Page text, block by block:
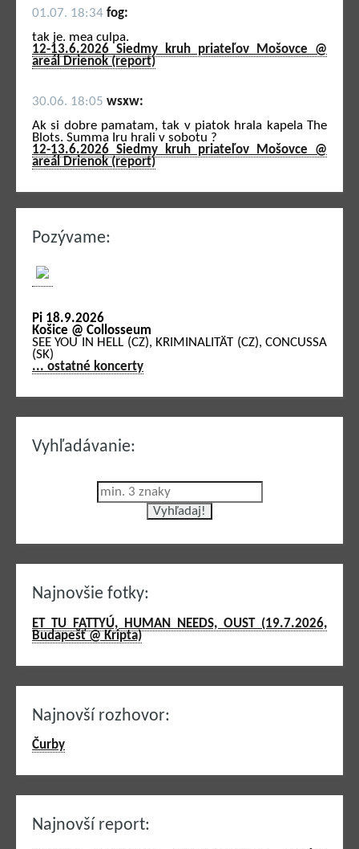
01.07. 18:34 fog:
tak je. mea culpa.
12-13.6.2026 Siedmy kruh priateľov Mošovce @
areál Drienok (report)
30.06. 18:05 wsxw:
Ak si dobre pamatam, tak v piatok hrala kapela The
Blots. Summa Iru hrali v sobotu ?
12-13.6.2026 Siedmy kruh priateľov Mošovce @
areál Drienok (report)
Pozývame:
Pi 18.9.2026
Košice @ Collosseum
SEE YOU IN HELL (CZ), KRIMINALITÄT (CZ), CONCUSSA
(SK)
... ostatné koncerty
Vyhľadávanie:
Najnovšie fotky:
ET TU FATTYÚ, HUMAN NEEDS, OUST (19.7.2026,
Budapešť @ Kripta)
Najnovší rozhovor:
Čurby
Najnovší report: